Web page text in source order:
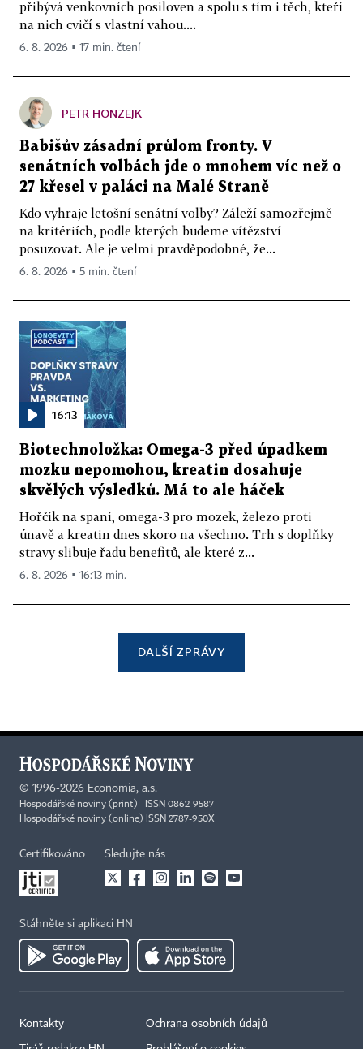
přibývá venkovních posiloven a spolu s tím i těch, kteří
na nich cvičí s vlastní vahou....
6. 8. 2026 ▪ 17 min. čtení
PETR HONZEJK
Babišův zásadní průlom fronty. V
senátních volbách jde o mnohem víc než o
27 křesel v paláci na Malé Straně
Kdo vyhraje letošní senátní volby? Záleží samozřejmě
na kritériích, podle kterých budeme vítězství
posuzovat. Ale je velmi pravděpodobné, že...
6. 8. 2026 ▪ 5 min. čtení
16:13
Biotechnoložka: Omega-3 před úpadkem
mozku nepomohou, kreatin dosahuje
skvělých výsledků. Má to ale háček
Hořčík na spaní, omega-3 pro mozek, železo proti
únavě a kreatin dnes skoro na všechno. Trh s doplňky
stravy slibuje řadu benefitů, ale které z...
6. 8. 2026 ▪ 16:13 min.
DALŠÍ ZPRÁVY
© 1996-2026 Economia, a.s.
Hospodářské noviny (print) ISSN 0862-9587
Hospodářské noviny (online) ISSN 2787-950X
Certifikováno Sledujte nás
Stáhněte si aplikaci HN
Kontakty Ochrana osobních údajů